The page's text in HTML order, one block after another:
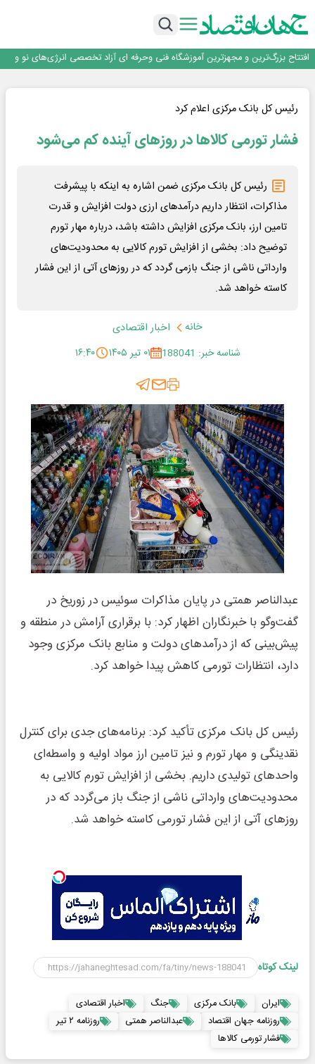
فولاد در تله قیمت‌گذاری دستوری
افتتاح بزرگ‌ترین و مجهزترین آموزشگاه فنی وحرفه ای آزاد تخصصی انرژی‌های نو و
تجدیدپذیر با حضور استاندار اصفهان
تداوم صعود مس در بازارهای جهانی؛ قیمت فلز سرخ از ۱۴هزار دلار در هر تن عبور کرد
فولاد در تله قیمت‌گذاری دستوری
رئیس کل بانک مرکزی اعلام کرد
فشار تورمی کالاها در روزهای آینده کم می‌شود
رئیس کل بانک مرکزی ضمن اشاره به اینکه با پیشرفت
مذاکرات، انتظار داریم درآمدهای ارزی دولت افزایش و قدرت
تامین ارز، بانک مرکزی افزایش داشته باشد، درباره مهار تورم
توضیح داد: بخشی از افزایش تورم کالایی به محدودیت‌های
وارداتی ناشی از جنگ بازمی گردد که در روزهای آتی از این فشار
کاسته خواهد شد.
خانه
اخبار اقتصادی
شناسه خبر: 188041
۰۱ تیر ۱۴۰۵ ۱۶:۴۰
عبدالناصر همتی در پایان مذاکرات سوئیس در زوریخ در
گفت‌وگو با خبرنگاران اظهار کرد: با برقراری آرامش در منطقه و
پیش‌بینی که از درآمدهای دولت و منابع بانک مرکزی وجود
دارد، انتظارات تورمی کاهش پیدا خواهد کرد.
رئیس کل بانک مرکزی تأکید کرد: برنامه‌های جدی برای کنترل
نقدینگی و مهار تورم و نیز تامین ارز مواد اولیه و واسطه‌ای
واحدهای تولیدی داریم. بخشی از افزایش تورم کالایی به
محدودیت‌های وارداتی ناشی از جنگ باز می‌گردد که در
روزهای آتی از این فشار تورمی کاسته خواهد شد.
لینک کوتاه
ایران بانک مرکزی جنگ
اخبار اقتصادی
روزنامه جهان اقتصاد
عبدالناصر همتی
روزنامه ۲ تیر
فشار تورمی کالاها